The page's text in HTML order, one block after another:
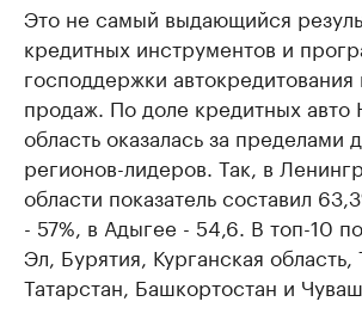
Это не самый выдающийся
кредитных инструментов и
господдержки автокредитования
продаж. По доле кредитных авто
область оказалась за пределами
регионов-лидеров. Так, в
области показатель составил
- 57%, в Адыгее - 54,6. В топ-10
Эл, Бурятия, Курганская область,
Татарстан, Башкортостан и